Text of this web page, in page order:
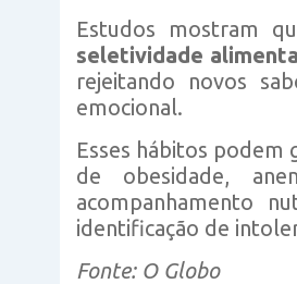
Estudos mostram
seletividade
rejeitando novos
emocional.
Esses hábitos podem
de obesidade,
acompanhamento
identificação de
Fonte: O Globo